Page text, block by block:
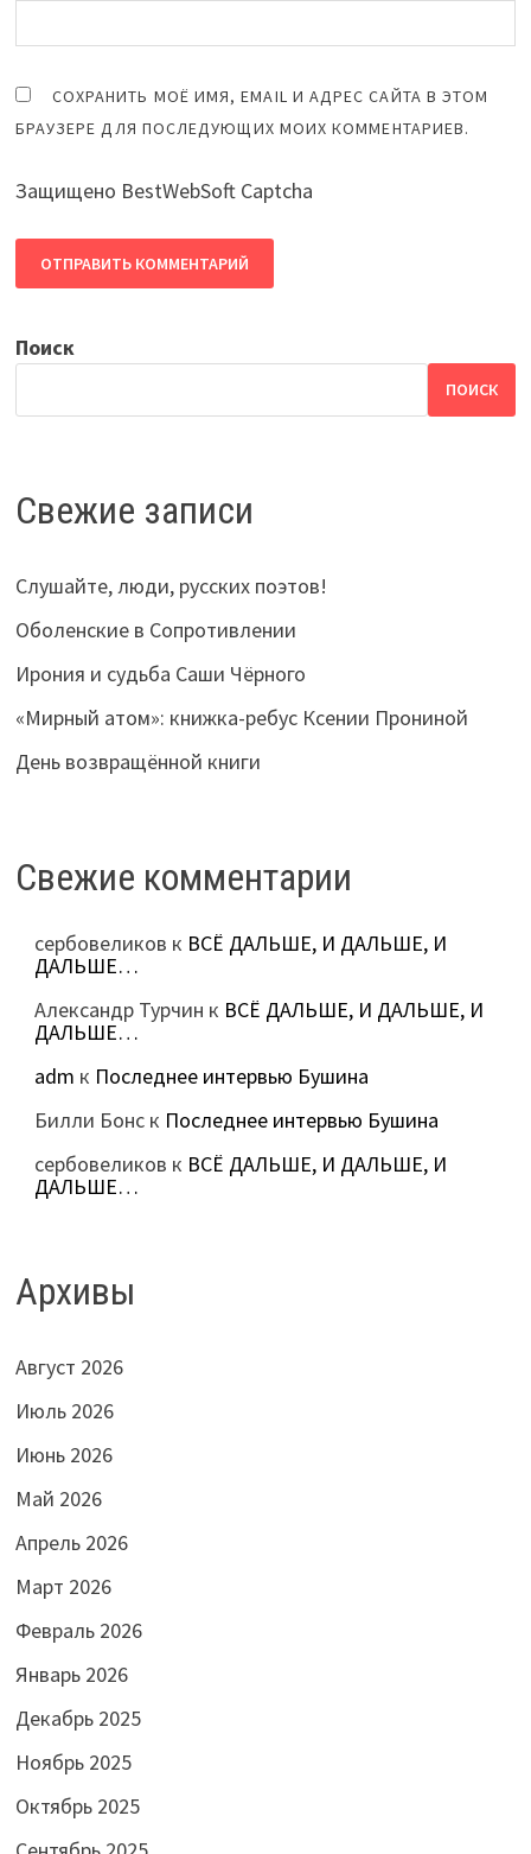
СОХРАНИТЬ МОЁ ИМЯ, EMAIL И АДРЕС САЙТА В ЭТОМ
БРАУЗЕРЕ ДЛЯ ПОСЛЕДУЮЩИХ МОИХ КОММЕНТАРИЕВ.
Защищено BestWebSoft Captcha
Поиск
ПОИСК
Свежие записи
Слушайте, люди, русских поэтов!
Оболенские в Сопротивлении
Ирония и судьба Саши Чёрного
«Мирный атом»: книжка-ребус Ксении Прониной
День возвращённой книги
Свежие комментарии
сербовеликов к ВСЁ ДАЛЬШЕ, И ДАЛЬШЕ, И
ДАЛЬШЕ…
Александр Турчин к ВСЁ ДАЛЬШЕ, И ДАЛЬШЕ, И
ДАЛЬШЕ…
adm к Последнее интервью Бушина
Билли Бонск Последнее интервью Бушина
сербовеликов к ВСЁ ДАЛЬШЕ, И ДАЛЬШЕ, И
ДАЛЬШЕ…
Архивы
Август 2026
Июль 2026
Июнь 2026
Май 2026
Апрель 2026
Март 2026
Февраль 2026
Январь 2026
Декабрь 2025
Ноябрь 2025
Октябрь 2025